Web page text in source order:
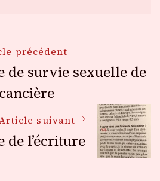
précédent
de survie sexuelle de
suivant
de l’écriture